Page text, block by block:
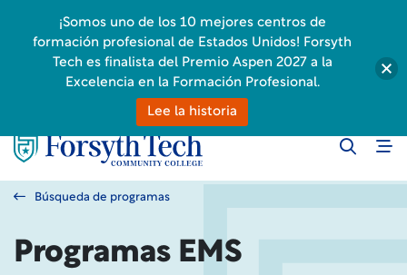
Búsqueda de programas
Programas EMS
¡Somos uno de los 10 mejores centros de
formación profesional de Estados Unidos! Forsyth
Tech es finalista del Premio Aspen 2027 a la
Excelencia en la Formación Profesional.
Lee la historia